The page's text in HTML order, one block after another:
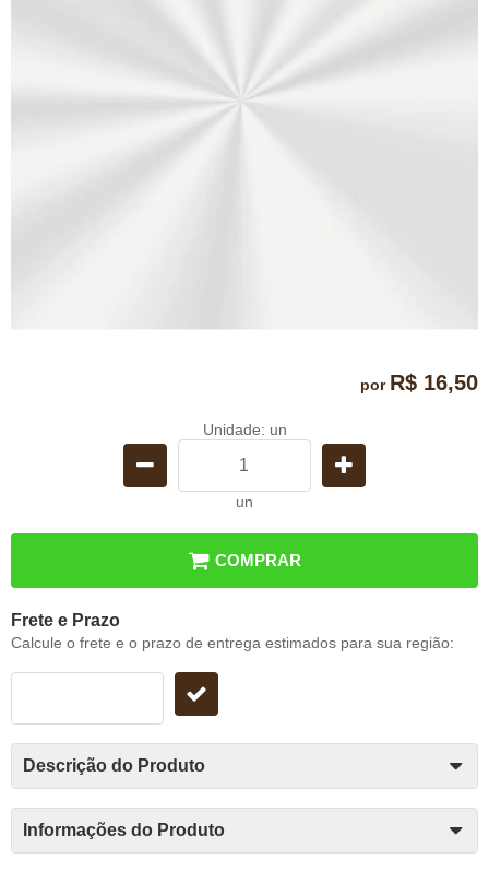
por R$ 16,50
Unidade: un
un
COMPRAR
Frete e Prazo
Calcule o frete e o prazo de entrega estimados para sua região:
Descrição do Produto
Informações do Produto